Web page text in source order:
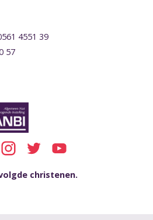
4551 39
57
christenen.